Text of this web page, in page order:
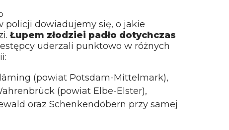
policji dowiadujemy się, o jakie
Łupem złodziei padło dotychczas
uderzali punktowo w różnych
(powiat Potsdam-Mittelmark),
(powiat Elbe-Elster),
oraz Schenkendöbern przy samej